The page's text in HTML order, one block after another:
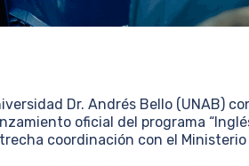
Dr. Andrés Bello (UNAB)
oficial del programa
coordinación con el